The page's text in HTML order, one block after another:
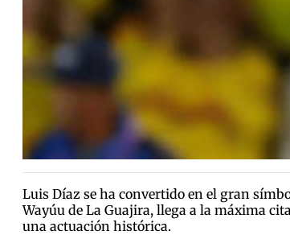
Luis Díaz se ha convertido en el gran
Wayúu de La Guajira, llega a la máxima
una actuación histórica.